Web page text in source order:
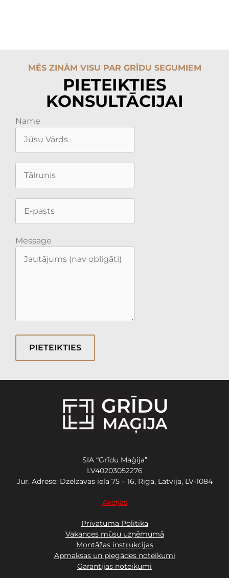
MĒS ZINĀM VISU PAR GRĪDU SEGUMIEM
PIETEIKTIES
KONSULTĀCIJAI
Name
Message
PIETEIKTIES
SIA “Grīdu Maģija”
LV40203052276
Jur. Adrese: Dzelzavas iela 75 – 16, Rīga, Latvija, LV-1084
Akcijas
Privātuma Politika
Vakances mūsu uzņēmumā
Montāžas instrukcijas
Apmaksas un piegādes noteikumi
Garantijas noteikumi